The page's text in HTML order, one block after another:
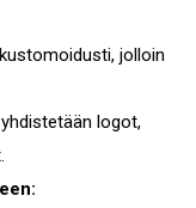
jolloin
logot,